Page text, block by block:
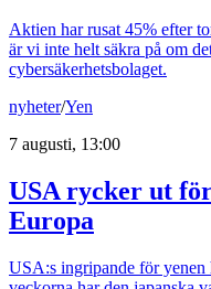
Aktien har rusat 45% efter
är vi inte helt säkra på om
cybersäkerhetsbolaget.
nyheter/Yen
7 augusti, 13:00
USA rycker ut
Europa
USA:s ingripande för yenen